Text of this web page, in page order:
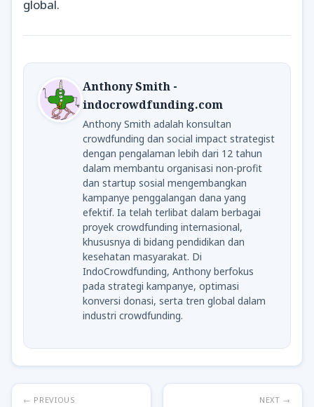
global.
Anthony Smith -
indocrowdfunding.com
Anthony Smith adalah konsultan
crowdfunding dan social impact strategist
dengan pengalaman lebih dari 12 tahun
dalam membantu organisasi non-profit
dan startup sosial mengembangkan
kampanye penggalangan dana yang
efektif. Ia telah terlibat dalam berbagai
proyek crowdfunding internasional,
khususnya di bidang pendidikan dan
kesehatan masyarakat. Di
IndoCrowdfunding, Anthony berfokus
pada strategi kampanye, optimasi
konversi donasi, serta tren global dalam
industri crowdfunding.
← PREVIOUS NEXT →